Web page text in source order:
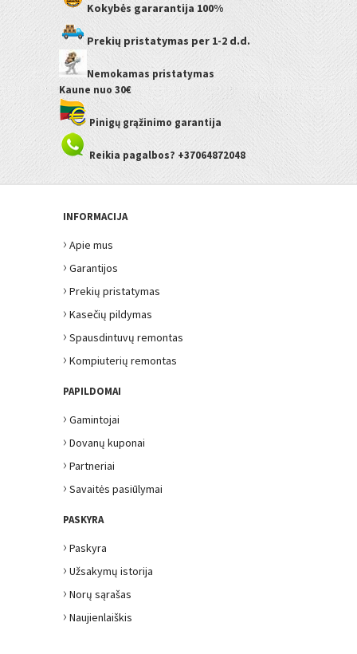
Kokybės gararantija 100%
Prekių pristatymas per 1-2 d.d.
Nemokamas pristatymas
Kaune nuo 30€
Pinigų grąžinimo garantija
Reikia pagalbos? +37064872048
INFORMACIJA
› Apie mus
› Garantijos
› Prekių pristatymas
› Kasečių pildymas
› Spausdintuvų remontas
› Kompiuterių remontas
PAPILDOMAI
› Gamintojai
› Dovanų kuponai
› Partneriai
› Savaitės pasiūlymai
PASKYRA
› Paskyra
› Užsakymų istorija
› Norų sąrašas
› Naujienlaiškis